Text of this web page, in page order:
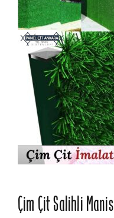
Çim Çit Salihli